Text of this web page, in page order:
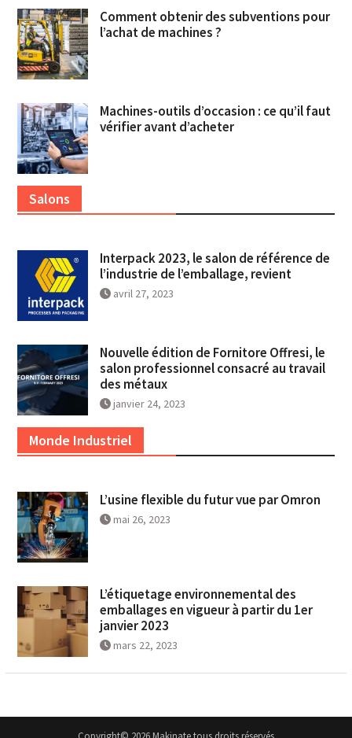
Comment obtenir des subventions pour
l’achat de machines ?
Machines-outils d’occasion : ce qu’il faut
vérifier avant d’acheter
Salons
Interpack 2023, le salon de référence de
l’industrie de l’emballage, revient
avril 27, 2023
Nouvelle édition de Fornitore Offresi, le
salon professionnel consacré au travail
des métaux
janvier 24, 2023
Monde Industriel
L’usine flexible du futur vue par Omron
mai 26, 2023
L’étiquetage environnemental des
emballages en vigueur à partir du 1er
janvier 2023
mars 22, 2023